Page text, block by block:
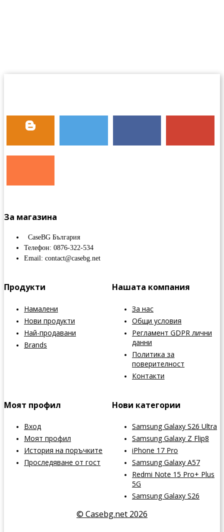
За магазина
CaseBG България
Телефон: 0876-322-534
Email: contact@casebg.net
Продукти
Намалени
Нови продукти
Най-продавани
Brands
Нашата компания
За нас
Общи условия
Регламент GDPR лични
данни
Политика за
поверителност
Контакти
Моят профил
Вход
Моят профил
История на поръчките
Проследяване от гост
Нови категории
Samsung Galaxy S26 Ultra
Samsung Galaxy Z Flip8
iPhone 17 Pro
Samsung Galaxy A57
Redmi Note 15 Pro+ Plus
5G
Samsung Galaxy S26
© Casebg.net 2026